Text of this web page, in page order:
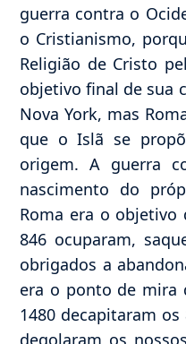
guerra contra o
o Cristianismo,
Religião de Cristo
objetivo final de sua
Nova York, mas
que o Islã se
origem. A guerra
nascimento do
Roma era o objetivo
846 ocuparam,
obrigados a
era o ponto de mira
1480 decapitaram
degolaram os